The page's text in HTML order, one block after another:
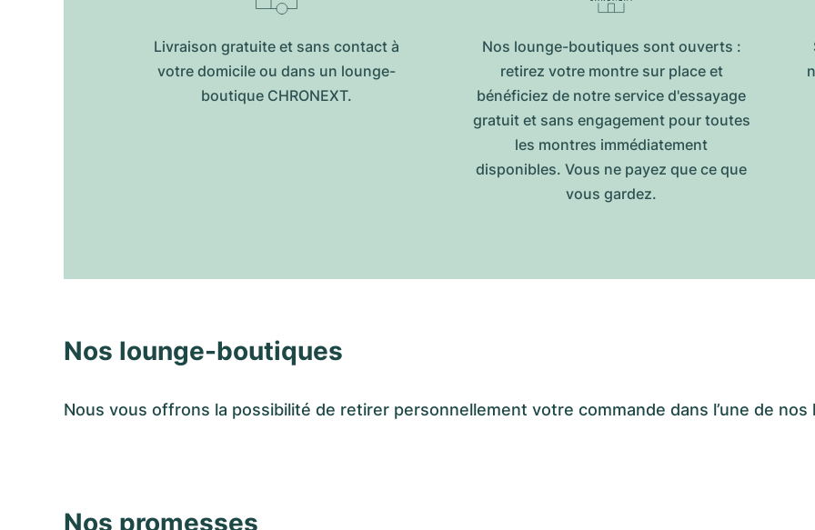
Livraison gratuite et sans contact à
votre domicile ou dans un lounge-
boutique CHRONEXT.
Nos lounge-boutiques sont ouverts :
retirez votre montre sur place et
bénéficiez de notre service d'essayage
gratuit et sans engagement pour toutes
les montres immédiatement
disponibles. Vous ne payez que ce que
vous gardez.
Nos lounge-boutiques
Nous vous offrons la possibilité de retirer personnellement votre commande dans l’une de nos
Nos promesses